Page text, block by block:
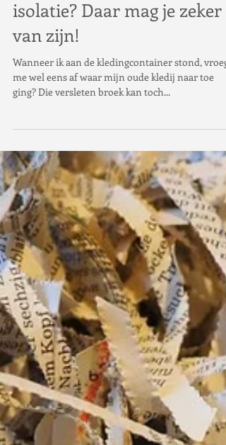
Je oude jeans ... ecologisch
van zijn!
Wanneer ik aan de kledingcontainer stond, vroeg
me wel eens af waar mijn oude kledij naar toe
ging? Die versleten broek kan toch...